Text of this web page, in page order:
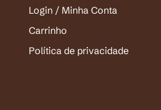
Login / Minha Conta
Carrinho
Política de privacidade